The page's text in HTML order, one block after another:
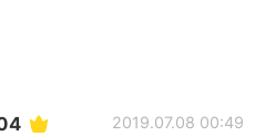
2019.07.08 00:49